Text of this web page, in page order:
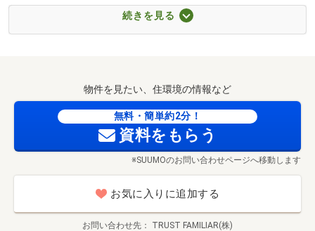
ぜひお問い合わせお待ちしております。
担当：小野（オノ）090-9084-2103
続きを見る
物件を見たい、住環境の情報など
無料・簡単約2分！
資料をもらう
※SUUMOのお問い合わせページへ移動します
お気に入りに追加する
お問い合わせ先 TRUST FAMILIAR(株)